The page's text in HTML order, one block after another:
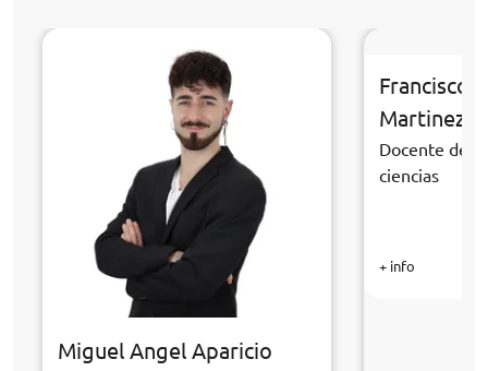
Miguel Angel Aparicio
Francisco
Martinez
Docente de
ciencias
+ info